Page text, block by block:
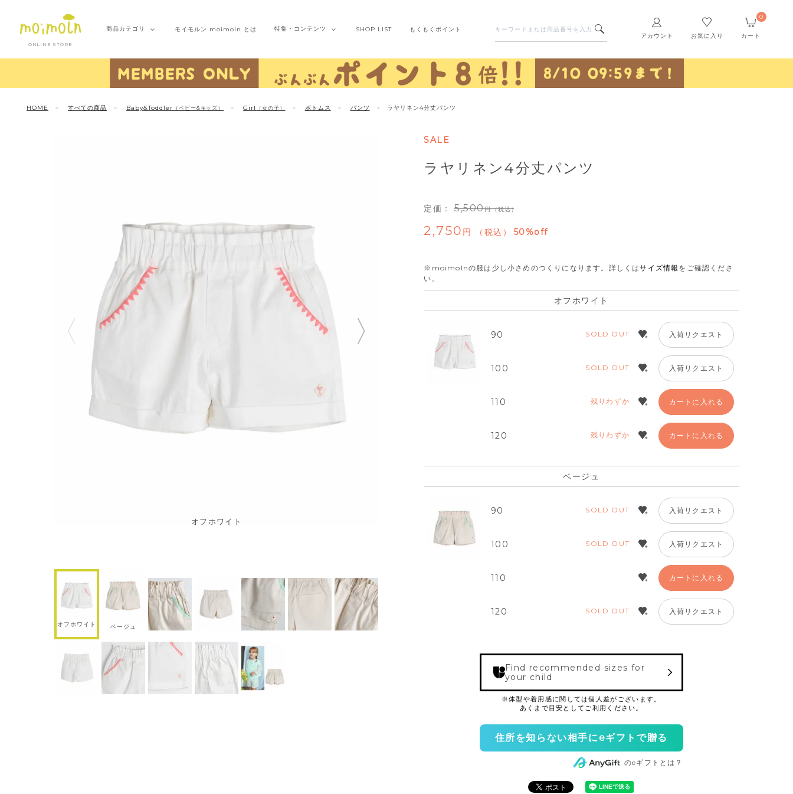
ONLINE STORE
アカウント お気に入り カート
0
商品カテゴリ モイモルン moimoln とは 特集・ コンテンツ SHOP LIST もくもくポイント
HOME すべての商品 Baby&Toddler （ベビー&キッズ） Girl （女の子） ボトムス パンツ ラヤリネン4分丈パンツ
オフホワイト
オフホワイト ベージュ
SALE
ラヤリネン4分丈パンツ
定価： 5,500 （税込）
2,750 税込 50%off
※moimolnの服は少し小さめのつくりになります。 詳しくはサイズ情報 をご確認くださ
い。
オフホワイト
90 SOLD OUT 入荷リクエスト
100 SOLD OUT 入荷リクエスト
110 残りわずか カートに入れる
120 残りわずか カートに入れる
ベージュ
90 SOLD OUT 入荷リクエスト
100 SOLD OUT 入荷リクエスト
110 カートに入れる
120 SOLD OUT 入荷リクエスト
Find recommended sizes for
your child
住所を知らない相手にeギフトで贈る
のeギフトとは？